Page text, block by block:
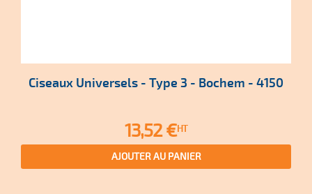
Ciseaux Universels - Type 3 - Bochem - 4150
Prix
13,52 €HT
AJOUTER AU PANIER